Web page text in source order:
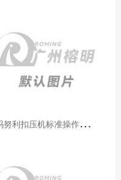
玛
努利扣压机标准操作流程：广州代理手把手教学（新手也能学会）